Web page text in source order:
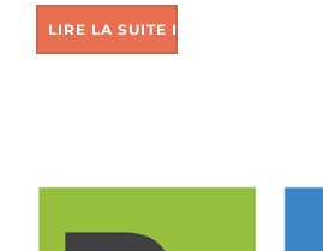
LIRE LA SUITE DE